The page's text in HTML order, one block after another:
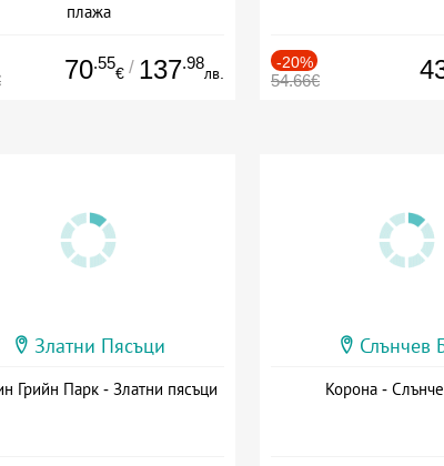
плажа
70.55
€ / 137.98
лв.
-20%
54.66€
Златни Пясъци
Грийн Парк - Златни пясъци
Слънчев
Корона -